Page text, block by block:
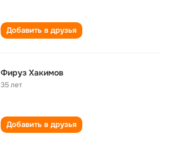
Добавить в друзья
Фируз Хакимов
35 лет
Добавить в друзья